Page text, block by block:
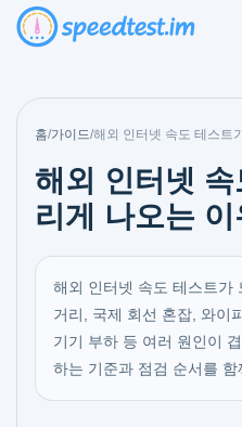
홈/가이드/해외 인터넷 속도 테스트
해외 인터넷
리게 나오는
해외 인터넷 속도 테스트가
거리, 국제 회선 혼잡, 와이
기기 부하 등 여러 원인이
하는 기준과 점검 순서를 함